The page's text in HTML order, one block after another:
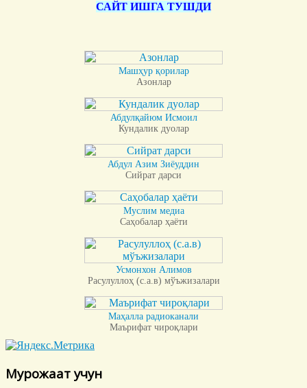
САЙТ ИШГА ТУШДИ
Машҳур қорилар
Азонлар
Абдулқайюм Исмоил
Кундалик дуолар
Абдул Азим Зиёуддин
Сийрат дарси
Муслим медиа
Саҳобалар ҳаёти
Усмонхон Алимов
Расулуллоҳ (с.а.в) мўъжизалари
Маҳалла радиоканали
Маърифат чироқлари
Мурожаат учун